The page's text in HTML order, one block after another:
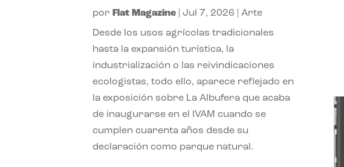
por Flat Magazine Jul 7, 2026 |Arte
Desde los usos agrícolas tradicionales
hasta la expansión turística, la
industrialización o las reivindicaciones
ecologistas, todo ello, aparece reflejado en
la exposición sobre La Albufera que acaba
de inaugurarse en el IVAM cuando se
cumplen cuarenta años desde su
declaración como parque natural.